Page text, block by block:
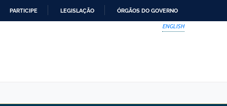
PARTICIPE LEGISLAÇÃO ÓRGÃOS DO GOVERNO
ENGLISH